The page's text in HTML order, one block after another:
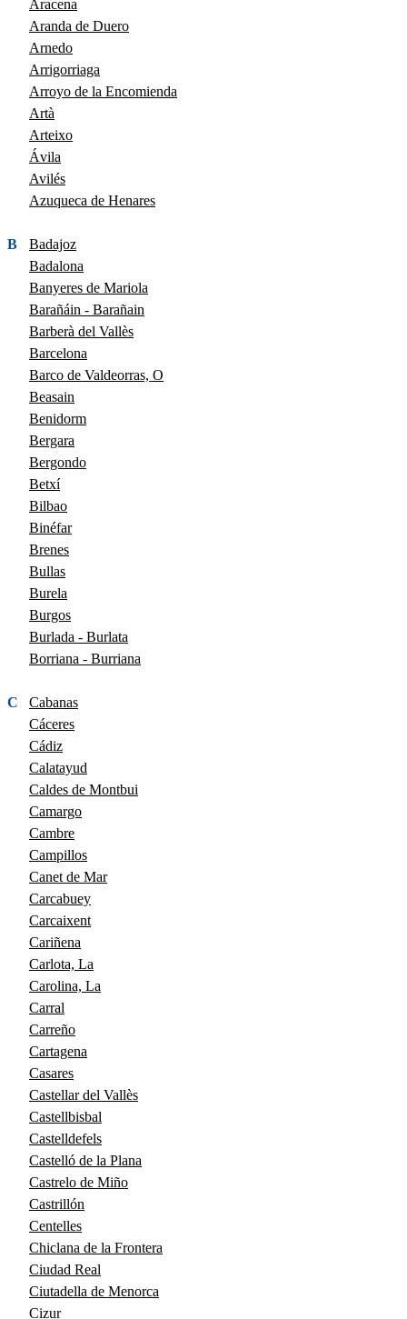
Aracena
Aranda de Duero
Arnedo
Arrigorriaga
Arroyo de la Encomienda
Artà
Arteixo
Ávila
Avilés
Azuqueca de Henares
B
Badajoz
Badalona
Banyeres de Mariola
Barañáin - Barañain
Barberà del Vallès
Barcelona
Barco de Valdeorras, O
Beasain
Benidorm
Bergara
Bergondo
Betxí
Bilbao
Binéfar
Brenes
Bullas
Burela
Burgos
Burlada - Burlata
Borriana - Burriana
C
Cabanas
Cáceres
Cádiz
Calatayud
Caldes de Montbui
Camargo
Cambre
Campillos
Canet de Mar
Carcabuey
Carcaixent
Cariñena
Carlota, La
Carolina, La
Carral
Carreño
Cartagena
Casares
Castellar del Vallès
Castellbisbal
Castelldefels
Castelló de la Plana
Castrelo de Miño
Castrillón
Centelles
Chiclana de la Frontera
Ciudad Real
Ciutadella de Menorca
Cizur